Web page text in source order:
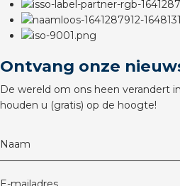
Ontvang onze
De wereld om ons heen verandert
houden u (gratis) op de hoogte!
Naam